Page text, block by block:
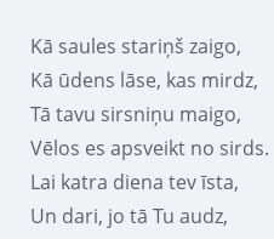
Kā saules stariņš zaigo,
Kā ūdens lāse, kas mirdz,
Tā tavu sirsniņu maigo,
Vēlos es apsveikt no sirds.
Lai katra diena tev īsta,
Un dari, jo tā Tu audz,